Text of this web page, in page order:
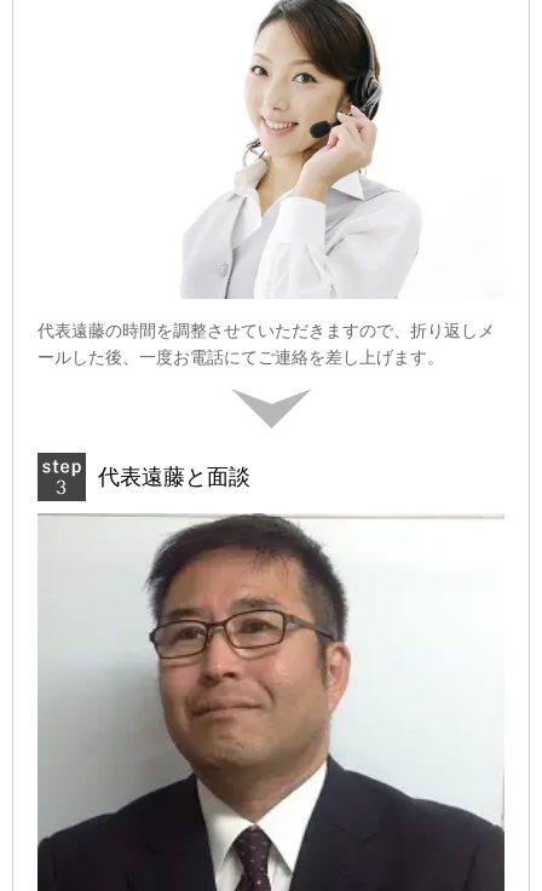
代表遠藤の時間を調整させていただきますので、折り返しメ
ールした後、一度お電話にてご連絡を差し上げます。
代表遠藤と面談